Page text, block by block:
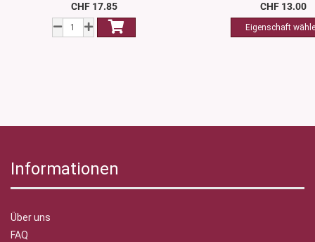
CHF 17.85 CHF 13.00
Informationen
Über uns
FAQ